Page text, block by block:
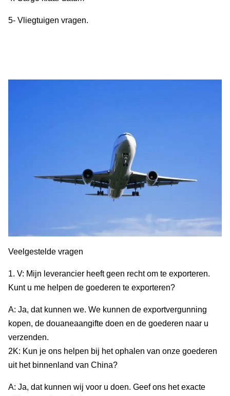
5- Vliegtuigen vragen.
Veelgestelde vragen
1. V: Mijn leverancier heeft geen recht om te exporteren.
Kunt u me helpen de goederen te exporteren?
A: Ja, dat kunnen we. We kunnen de exportvergunning
kopen, de douaneaangifte doen en de goederen naar u
verzenden.
2K: Kun je ons helpen bij het ophalen van onze goederen
uit het binnenland van China?
A: Ja, dat kunnen wij voor u doen. Geef ons het exacte